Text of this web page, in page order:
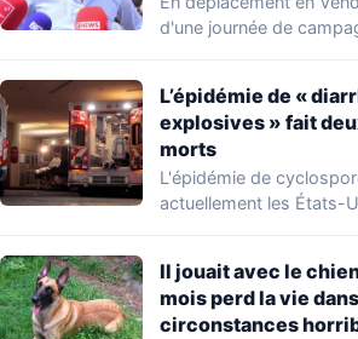
d'une journée de
L’épidémie de «
explosives » fait
morts
L'épidémie de
actuellement les États-
Il jouait avec le
mois perd la vie
circonstances